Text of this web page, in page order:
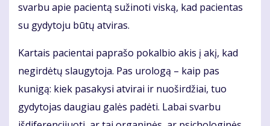
svarbu apie pacientą sužinoti viską, kad pacientas
su gydytoju būtų atviras.
Kartais pacientai paprašo pokalbio akis į akį, kad
negirdėtų slaugytoja. Pas urologą – kaip pas
kunigą: kiek pasakysi atvirai ir nuoširdžiai, tuo
gydytojas daugiau galės padėti. Labai svarbu